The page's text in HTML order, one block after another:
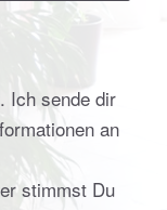
Ich sende dir
an
stimmst Du